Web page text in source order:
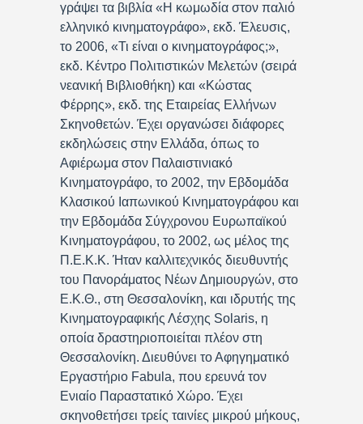
γράψει τα βιβλία «Η κωμωδία στον παλιό
ελληνικό κινηματογράφο», εκδ. Έλευσις,
το 2006, «Τι είναι ο κινηματογράφος;»,
εκδ. Κέντρο Πολιτιστικών Μελετών (σειρά
νεανική Βιβλιοθήκη) και «Κώστας
Φέρρης», εκδ. της Εταιρείας Ελλήνων
Σκηνοθετών. Έχει οργανώσει διάφορες
εκδηλώσεις στην Ελλάδα, όπως το
Αφιέρωμα στον Παλαιστινιακό
Κινηματογράφο, το 2002, την Εβδομάδα
Κλασικού Ιαπωνικού Κινηματογράφου και
την Εβδομάδα Σύγχρονου Ευρωπαϊκού
Κινηματογράφου, το 2002, ως μέλος της
Π.Ε.Κ.Κ. Ήταν καλλιτεχνικός διευθυντής
του Πανοράματος Νέων Δημιουργών, στο
Ε.Κ.Θ., στη Θεσσαλονίκη, και ιδρυτής της
Κινηματογραφικής Λέσχης Solaris, η
οποία δραστηριοποιείται πλέον στη
Θεσσαλονίκη. Διευθύνει το Αφηγηματικό
Εργαστήριο Fabula, που ερευνά τον
Ενιαίο Παραστατικό Χώρο. Έχει
σκηνοθετήσει τρείς ταινίες μικρού μήκους,